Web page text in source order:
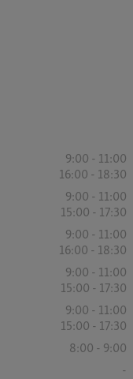
9:00 - 11:00
16:00 - 18:30
9:00 - 11:00
15:00 - 17:30
9:00 - 11:00
16:00 - 18:30
9:00 - 11:00
15:00 - 17:30
9:00 - 11:00
15:00 - 17:30
8:00 - 9:00
-